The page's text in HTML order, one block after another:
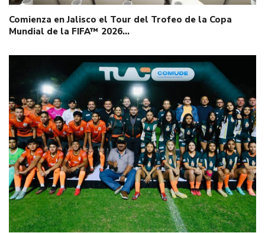
Comienza en Jalisco el Tour del Trofeo de la Copa
Mundial de la FIFA™ 2026…